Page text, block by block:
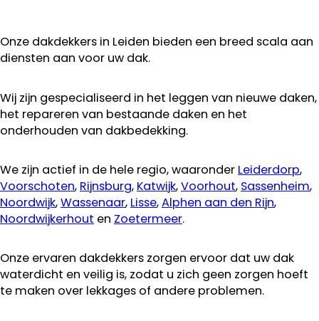
Onze dakdekkers in Leiden bieden een breed scala aan
diensten aan voor uw dak.
Wij zijn gespecialiseerd in het leggen van nieuwe daken,
het repareren van bestaande daken en het
onderhouden van dakbedekking.
We zijn actief in de hele regio, waaronder Leiderdorp,
Voorschoten, Rijnsburg, Katwijk,Voorhout, Sassenheim,
Noordwijk,Wassenaar, Lisse,Alphen aan den Rijn,
Noordwijkerhout en Zoetermeer.
Onze ervaren dakdekkers zorgen ervoor dat uw dak
waterdicht en veilig is, zodat u zich geen zorgen hoeft
te maken over lekkages of andere problemen.